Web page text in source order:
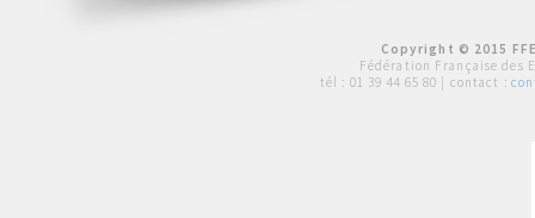
Copyright © 2015
Fédération Française des
tél : 01 39 44 65 80 | contact :